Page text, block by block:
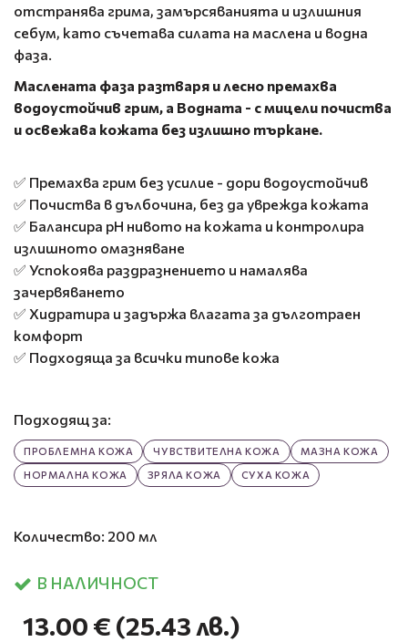
отстранява грима, замърсяванията и излишния
себум, като съчетава силата на маслена и водна
фаза.
Маслената фаза разтваря и лесно премахва
водоустойчив грим, а Водната - с мицели почиства
и освежава кожата без излишно търкане.
✅ Премахва грим без усилие - дори водоустойчив
✅ Почиства в дълбочина, без да уврежда кожата
✅ Балансира pH нивото на кожата и контролира
излишното омазняване
✅ Успокоява раздразнението и намалява
зачервяването
✅ Хидратира и задържа влагата за дълготраен
комфорт
✅ Подходяща за всички типове кожа
Подходящ за:
ПРОБЛЕМНА КОЖА ЧУВСТВИТЕЛНА КОЖА
МАЗНА КОЖА
НОРМАЛНА КОЖА
ЗРЯЛА КОЖА СУХА КОЖА
Количество: 200 мл
В НАЛИЧНОСТ
13.00 € (25.43 лв.)